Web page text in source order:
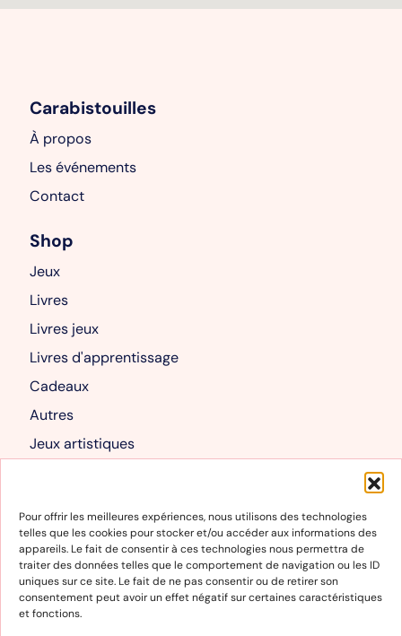
Pour offrir les meilleures expériences, nous utilisons des technologies
telles que les cookies pour stocker et/ou accéder aux informations des
appareils. Le fait de consentir à ces technologies nous permettra de
traiter des données telles que le comportement de navigation ou les ID
uniques sur ce site. Le fait de ne pas consentir ou de retirer son
consentement peut avoir un effet négatif sur certaines caractéristiques
et fonctions.
Carabistouilles
À propos
Les événements
Contact
Shop
Jeux
Livres
Livres jeux
Livres d'apprentissage
Cadeaux
Autres
Jeux artistiques
Mon compte
Mon compte
Panier
Informations